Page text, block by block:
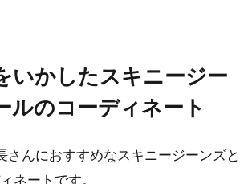
いかしたスキニージー
ルのコーディネート
さんにおすすめなスキニージーンズと
ネートです。